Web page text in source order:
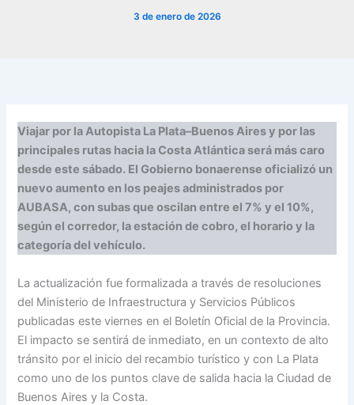
3 de enero de 2026
Viajar por la Autopista La Plata–Buenos Aires y por las
principales rutas hacia la Costa Atlántica será más caro
desde este sábado. El Gobierno bonaerense oficializó un
nuevo aumento en los peajes administrados por
AUBASA, con subas que oscilan entre el 7% y el 10%,
según el corredor, la estación de cobro, el horario y la
categoría del vehículo.
La actualización fue formalizada a través de resoluciones
del Ministerio de Infraestructura y Servicios Públicos
publicadas este viernes en el Boletín Oficial de la Provincia.
El impacto se sentirá de inmediato, en un contexto de alto
tránsito por el inicio del recambio turístico y con La Plata
como uno de los puntos clave de salida hacia la Ciudad de
Buenos Aires y la Costa.